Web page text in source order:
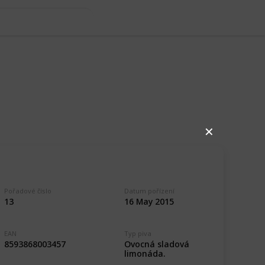
✕
Pořadové číslo
13
Datum pořízení
16 May 2015
EAN
8593868003457
Typ piva
Ovocná sladová
limonáda.